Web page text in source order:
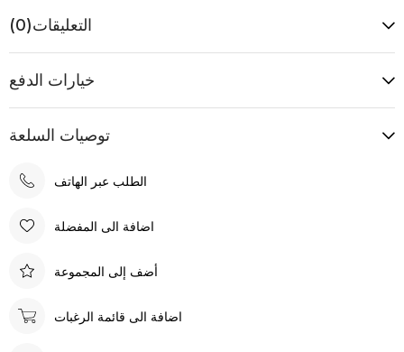
التعليقات(0)
خيارات الدفع
توصيات السلعة
الطلب عبر الهاتف
اضافة الى المفضلة
أضف إلى المجموعة
اضافة الى قائمة الرغبات